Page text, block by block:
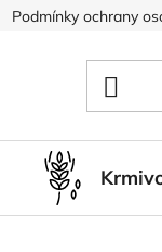
Podmínky ochrany